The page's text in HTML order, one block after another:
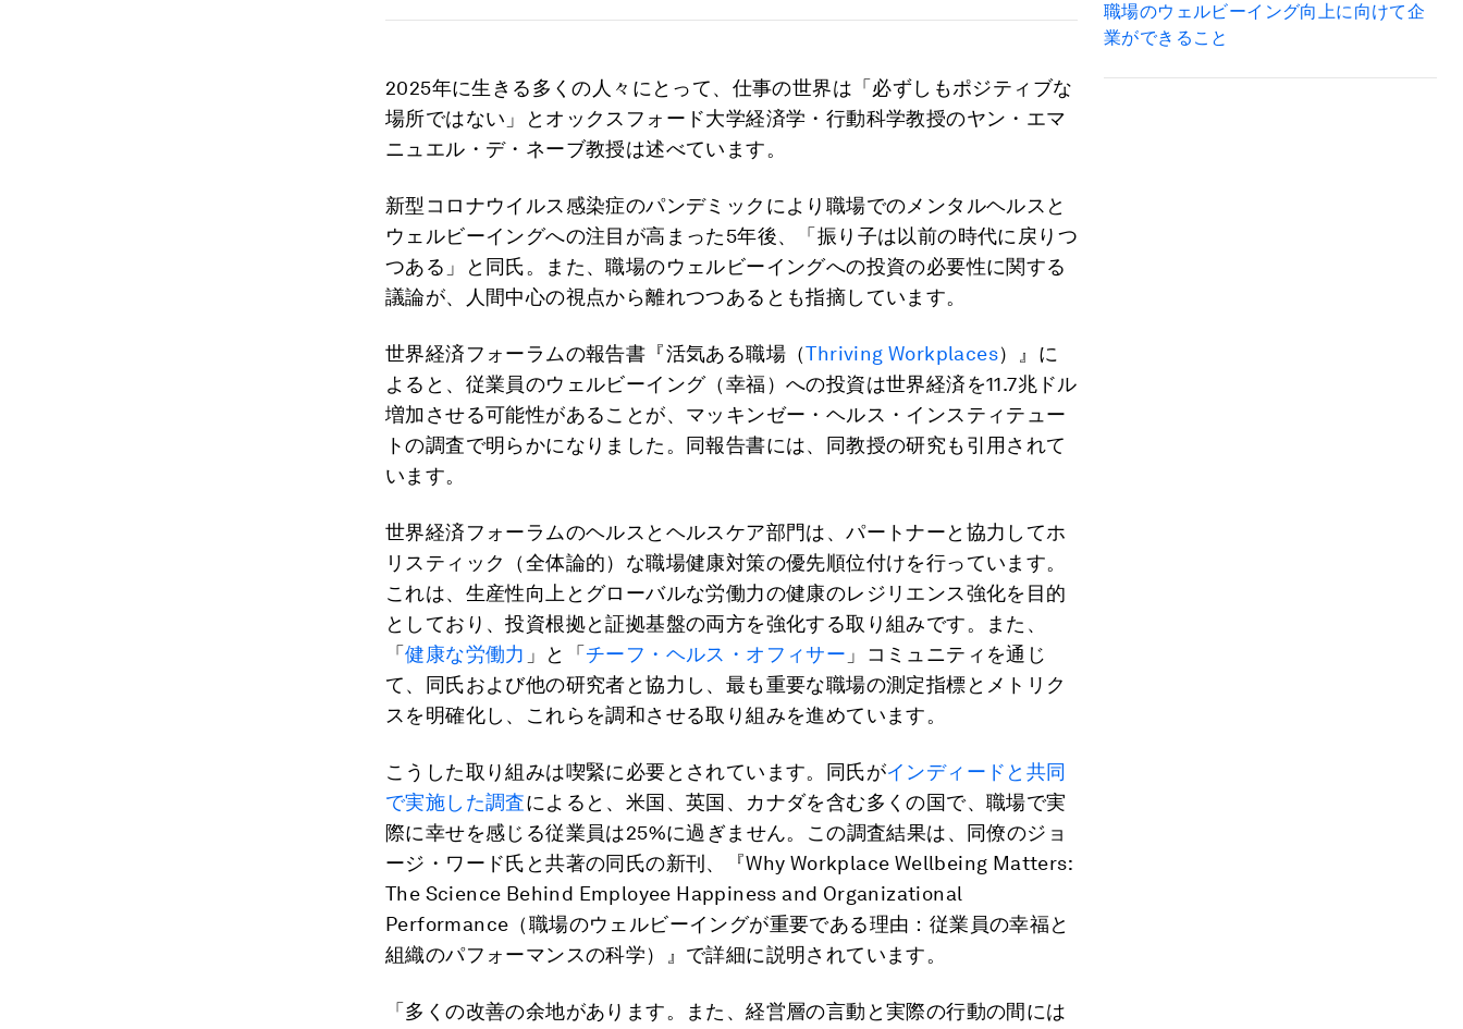
2025年に生きる多くの人々にとって、仕事の世界は「必ずしもポジティブな
場所ではない」とオックスフォード大学経済学・行動科学教授のヤン・エマ
ニュエル・デ・ネーブ教授は述べています。
新型コロナウイルス感染症のパンデミックにより職場でのメンタルヘルスと
ウェルビーイングへの注目が高まった5年後、「振り子は以前の時代に戻りつ
つある」と同氏。また、職場のウェルビーイングへの投資の必要性に関する
議論が、人間中心の視点から離れつつあるとも指摘しています。
世界経済フォーラムの報告書『活気ある職場（Thriving Workplaces）』に
よると、従業員のウェルビーイング（幸福）への投資は世界経済を11.7兆ドル
増加させる可能性があることが、マッキンゼー・ヘルス・インスティテュー
トの調査で明らかになりました。同報告書には、同教授の研究も引用されて
います。
世界経済フォーラムのヘルスとヘルスケア部門は、パートナーと協力してホ
リスティック（全体論的）な職場健康対策の優先順位付けを行っています。
これは、生産性向上とグローバルな労働力の健康のレジリエンス強化を目的
としており、投資根拠と証拠基盤の両方を強化する取り組みです。また、
「健康な労働力 」と「 チーフ・ヘルス・オフィサー 」コミュニティを通じ
て、同氏および他の研究者と協力し、最も重要な職場の測定指標とメトリク
スを明確化し、これらを調和させる取り組みを進めています。
こうした取り組みは喫緊に必要とされています。同氏がインディードと共同
で実施した調査によると、米国、英国、カナダを含む多くの国で、職場で実
際に幸せを感じる従業員は25%に過ぎません。この調査結果は、同僚のジョ
ージ・ワード氏と共著の同氏の新刊、『Why Workplace Wellbeing Matters:
The Science Behind Employee Happiness and Organizational
Performance（職場のウェルビーイングが重要である理由：従業員の幸福と
組織のパフォーマンスの科学）』で詳細に説明されています。
「多くの改善の余地があります。また、経営層の言動と実際の行動の間には
職場のウェルビーイング向上に向けて企
業ができること